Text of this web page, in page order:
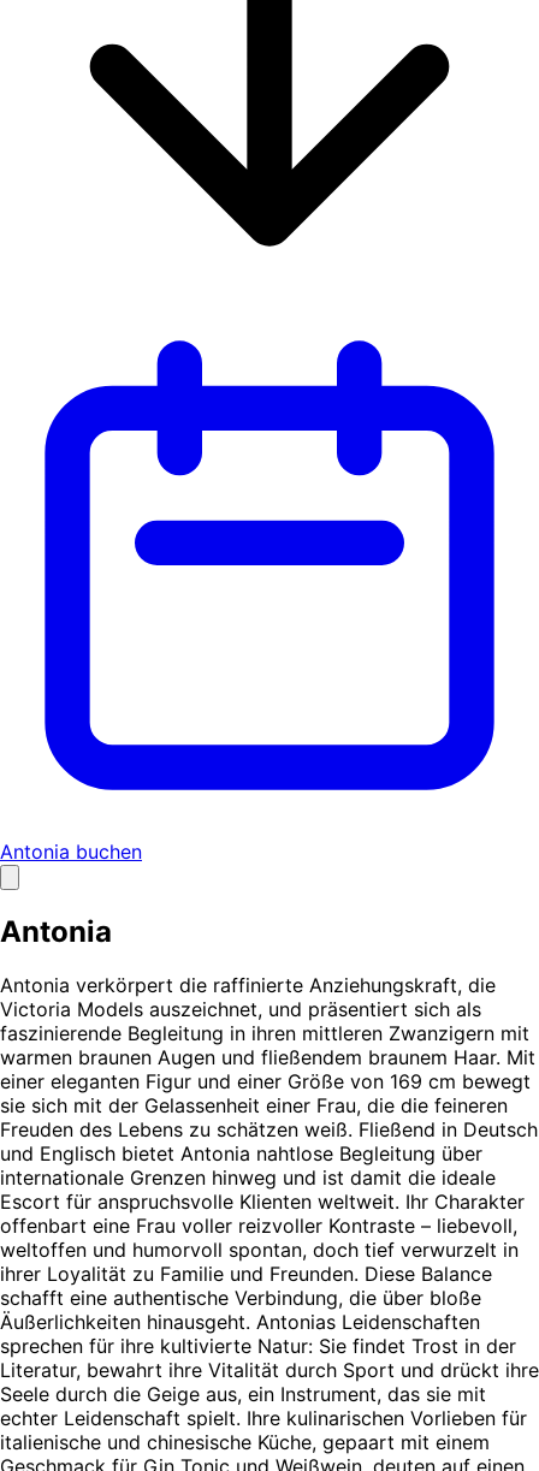
Antonia buchen
Antonia
Antonia verkörpert die raffinierte Anziehungskraft, die
Victoria Models auszeichnet, und präsentiert sich als
faszinierende Begleitung in ihren mittleren Zwanzigern mit
warmen braunen Augen und fließendem braunem Haar. Mit
einer eleganten Figur und einer Größe von 169 cm bewegt
sie sich mit der Gelassenheit einer Frau, die die feineren
Freuden des Lebens zu schätzen weiß. Fließend in Deutsch
und Englisch bietet Antonia nahtlose Begleitung über
internationale Grenzen hinweg und ist damit die ideale
Escort für anspruchsvolle Klienten weltweit. Ihr Charakter
offenbart eine Frau voller reizvoller Kontraste – liebevoll,
weltoffen und humorvoll spontan, doch tief verwurzelt in
ihrer Loyalität zu Familie und Freunden. Diese Balance
schafft eine authentische Verbindung, die über bloße
Äußerlichkeiten hinausgeht. Antonias Leidenschaften
sprechen für ihre kultivierte Natur: Sie findet Trost in der
Literatur, bewahrt ihre Vitalität durch Sport und drückt ihre
Seele durch die Geige aus, ein Instrument, das sie mit
echter Leidenschaft spielt. Ihre kulinarischen Vorlieben für
italienische und chinesische Küche, gepaart mit einem
Geschmack für Gin Tonic und Weißwein, deuten auf einen